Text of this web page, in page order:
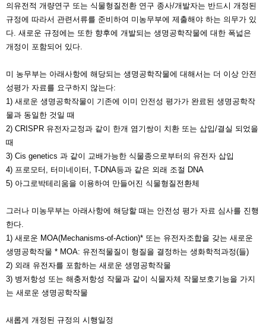
의유전적 개량연구 또는 식물형질전환 연구 종사/개발자는 반드시 개정된
규정에 따라서 관련서류를 준비하여 미농무부에 제출해야 하는 의무가 있
다. 새로운 규정에는 또한 향후에 개발되는 생명공학작물에 대한 폭넓은
개정이 포함되어 있다.
미 농무부는 아래사항에 해당되는 생명공학작물에 대해서는 더 이상 안전
성평가 자료를 요구하지 않는다:
1) 새로운 생명공학작물이 기존에 이미 안전성 평가가 완료된 생명공학작
물과 동일한 것일 때
2) CRISPR 유전자교정과 같이 한개 염기쌍이 치환 또는 삽입/결실 되었을
때
3) Cis genetics 과 같이 교배가능한 식물종으로부터의 유전자 삽입
4) 프로모터, 터미네이터, T-DNA등과 같은 외래 조절 DNA
5) 아그로박테리움을 이용하여 만들어진 식물형질전환체
그러나 미농무부는 아래사항에 해당할 때는 안전성 평가 자료 심사를 진행
한다.
1) 새로운 MOA(Mechanisms-of-Action)* 또는 유전자조합을 갖는 새로운
생명공학작물 * MOA: 유전적물질이 형질을 결정하는 생화학적과정(들)
2) 외래 유전자를 포함하는 새로운 생명공학작물
3) 병저항성 또는 해충저항성 작물과 같이 식물자체 작물보호기능을 가지
는 새로운 생명공학작물
새롭게 개정된 규정의 시행일정